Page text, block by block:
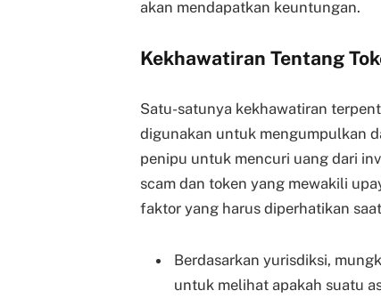
akan mendapatkan keuntungan.
Kekhawatiran Tentang
Satu-satunya kekhawatiran
digunakan untuk mengumpulkan
penipu untuk mencuri uang dari
scam dan token yang mewakili
faktor yang harus diperhatikan
Berdasarkan yurisdiksi,
untuk melihat apakah suatu